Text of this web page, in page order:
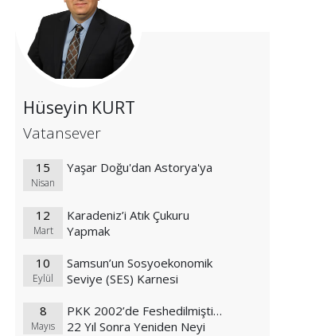
Hüseyin KURT
Vatansever
15
Nisan
Yaşar Doğu'dan Astorya'ya
12
Mart
Karadeniz’i Atık Çukuru
Yapmak
10
Eylül
Samsun’un Sosyoekonomik
Seviye (SES) Karnesi
8
Mayıs
PKK 2002’de Feshedilmişti…
22 Yıl Sonra Yeniden Neyi